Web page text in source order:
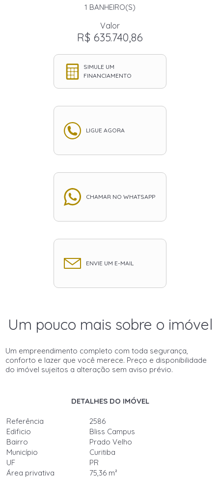
1 BANHEIRO(S)
Valor
R$ 635.740,86
SIMULE UM
FINANCIAMENTO
LIGUE AGORA
CHAMAR NO WHATSAPP
ENVIE UM E-MAIL
Um pouco mais sobre o imóvel
Um empreendimento completo com toda segurança,
conforto e lazer que você merece. Preço e disponibilidade
do imóvel sujeitos a alteração sem aviso prévio.
DETALHES DO IMÓVEL
Referência
2586
Edificio
Bliss Campus
Bairro
Prado Velho
Município
Curitiba
UF
PR
Área privativa
75,36 m²